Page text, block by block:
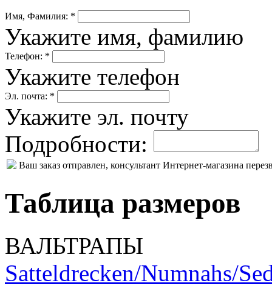
Имя, Фамилия: *
Укажите имя, фамилию
Телефон: *
Укажите телефон
Эл. почта: *
Укажите эл. почту
Подробности:
Ваш заказ отправлен, консультант Интернет-магазина
Таблица размеров
ВАЛЬТРАПЫ
Satteldrecken/Numnahs/